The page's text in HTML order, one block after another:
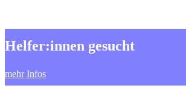
Helfer:innen gesucht
mehr Infos